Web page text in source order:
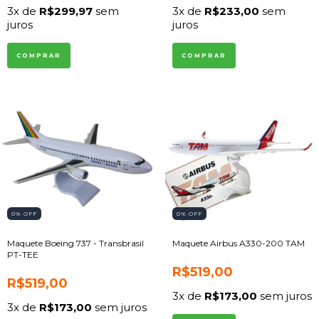
3x de R$299,97 sem
juros
3x de R$233,00 sem
juros
0% OFF
Maquete Boeing 737 - Transbrasil
PT-TEE
R$519,00
3x de R$173,00 sem juros
0% OFF
Maquete Airbus A330-200 TAM
R$519,00
3x de R$173,00 sem juros